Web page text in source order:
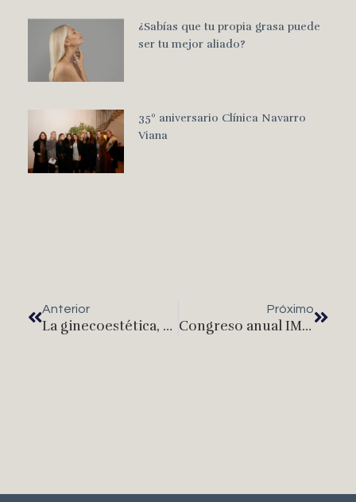
¿Sabías que tu propia grasa puede
ser tu mejor aliado?
35º aniversario Clínica Navarro
Viana
Anterior
La ginecoestética, existe una solución para cada problema
Próximo
Congreso anual IMCAS en Paris 2019